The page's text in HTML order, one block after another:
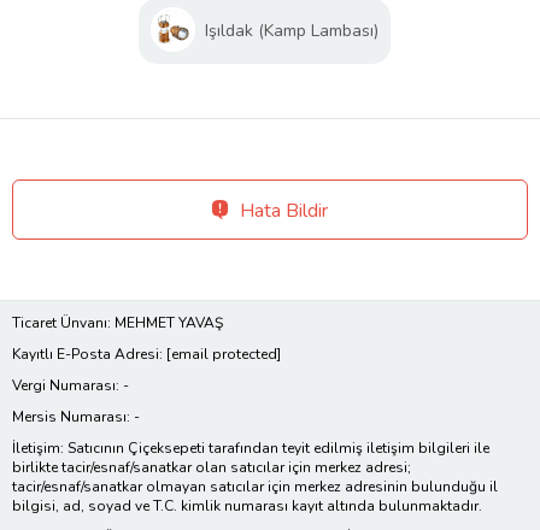
Işıldak (Kamp Lambası)
Hata Bildir
Ticaret Ünvanı: MEHMET YAVAŞ
Kayıtlı E-Posta Adresi: [email protected]
Vergi Numarası: -
Mersis Numarası: -
İletişim: Satıcının Çiçeksepeti tarafından teyit edilmiş iletişim bilgileri ile
birlikte tacir/esnaf/sanatkar olan satıcılar için merkez adresi;
tacir/esnaf/sanatkar olmayan satıcılar için merkez adresinin bulunduğu il
bilgisi, ad, soyad ve T.C. kimlik numarası kayıt altında bulunmaktadır.